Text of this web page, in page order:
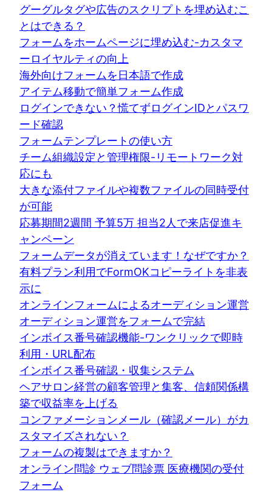
グーグルタグや広告のスクリプトを埋め込むこ
とはできる？
フォームをホームページに埋め込む-カスタマ
ーロイヤルティの向上
海外向けフォームを日本語で作成
アイテム移動で簡単フォーム作成
ログインできない？慌てずログインIDとパスワ
ード確認
フォームテンプレートの使い方
チーム組織設定と管理権限-リモートワーク対
応にも
大きな添付ファイルや複数ファイルの同時受付
が可能
応募期間2週間 予算5万 担当2人で来店促進キ
ャンペーン
フォームデータが消えています！なぜですか？
有料プラン利用でFormOKコピーライトを非表
示に
オンラインフォームによるオーディション運営
オーディション運営をフォームで完結
インボイス番号確認機能-ワンクリックで即時
利用・URL配布
インボイス番号確認・収集システム
ヘアサロン経営の顧客管理と集客、信頼関係構
築で収益率を上げる
コンファメーションメール（確認メール）がカ
スタマイズされない？
フォームの複製はできますか？
オンライン問診 ウェブ問診票 医療機関の受付
フォーム